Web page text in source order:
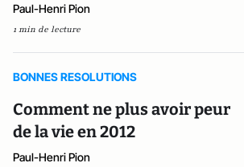
Paul-Henri Pion
1 min de lecture
BONNES RESOLUTIONS
Comment ne plus avoir peur
de la vie en 2012
Paul-Henri Pion